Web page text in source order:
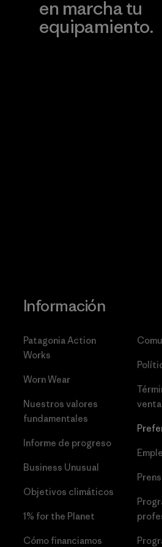
en marcha tu
equipamiento.
Información
Patagonia Action
Works
Worn Wear
Nuestros valores
fundamentales
Informe de progreso
Business Unusual
Objetivos climáticos
1% for the Planet
Cómo financiamos
venta